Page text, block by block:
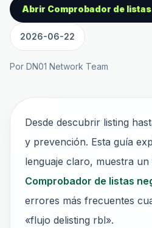
Abrir Comprobador de
2026-06-22
Por DN01 Network Team
Desde descubrir listing
y prevención. Esta guía
lenguaje claro, muestra
Comprobador de listas
errores más frecuentes
«flujo delisting rbl».